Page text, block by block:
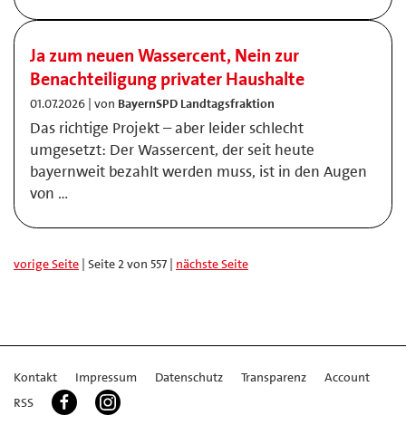
Ja zum neuen Wassercent, Nein zur
Benachteiligung privater Haushalte
01.07.2026 | von BayernSPD Landtagsfraktion
Das richtige Projekt – aber leider schlecht
umgesetzt: Der Wassercent, der seit heute
bayernweit bezahlt werden muss, ist in den Augen
von …
vorige Seite | Seite 2 von 557 | nächste Seite
Kontakt Impressum Datenschutz Transparenz
Account
RSS